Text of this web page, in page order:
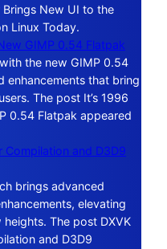
New UI to the
Linux Today.
GIMP 0.54 Flatpak
the new GIMP 0.54
enhancements that bring
The post It’s 1996
0.54 Flatpak appeared
Compilation and D3D9
brings advanced
elevating
The post DXVK
and D3D9